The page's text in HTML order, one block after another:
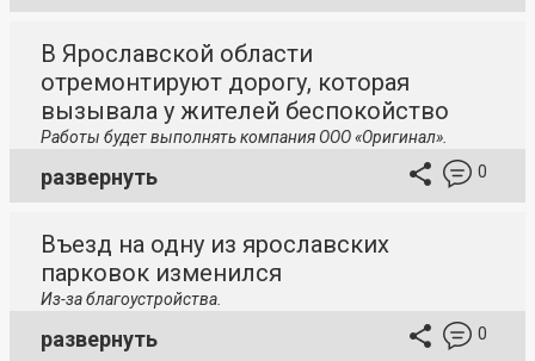
В Ярославской области
отремонтируют дорогу, которая
вызывала у жителей беспокойство
Работы будет выполнять компания ООО «Оригинал».
развернуть 0
Въезд на одну из ярославских
парковок изменился
Из-за благоустройства.
развернуть 0